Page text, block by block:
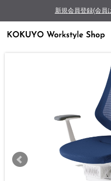
新規会員登録(会員